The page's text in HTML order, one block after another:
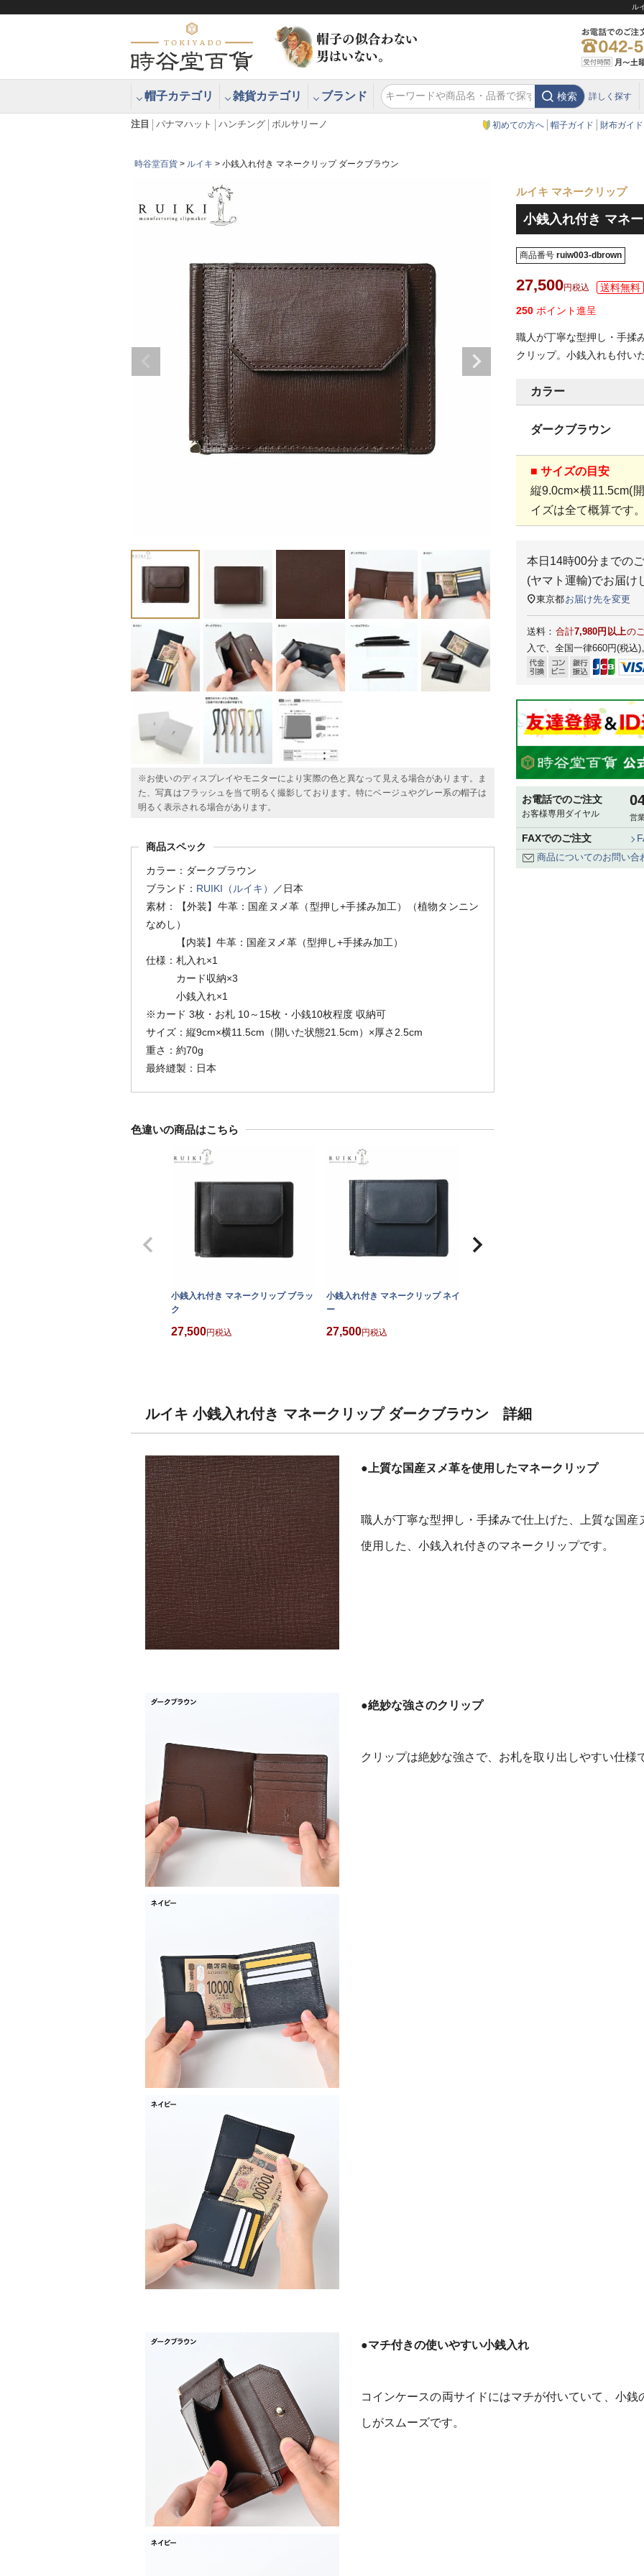
ル
帽子カテゴリ 雑貨カテゴリ ブランド 検索 詳しく探す
注目 パナマハット ハンチング ボルサリーノ 初めての方へ 帽子ガイド 財布ガイド
時谷堂百貨 ルイキ 小銭入れ付き マネークリップ ダークブラウン
※お使いのディスプレイやモニターにより実際の色と異なって見える場合があります。ま
た、写真はフラッシュを当て明るく撮影しております。特にベージュやグレー系の帽子は
明るく表示される場合があります。
商品スペック
カラー：ダークブラウン
ブランド： RUIKI（ルイキ）
／日本
素材：【外装】牛革：国産ヌメ革（型押し+手揉み加工）（植物タンニン
なめし）
【内装】牛革：国産ヌメ革（型押し+手揉み加工）
仕様：札入れ×1
カード収納×3
小銭入れ×1
※カード 3枚・お札 10～15枚・小銭10枚程度 収納可
サイズ：縦9cm×横11.5cm（開いた状態21.5cm）×厚さ2.5cm
重さ：約70g
最終縫製：日本
色違いの商品はこちら
小銭入れ付き マネークリップ ブラッ
ク
27,500 税込
小銭入れ付き マネークリップ ネイビ
ー
27,500 税込
ルイキ マネークリップ
小銭入れ付き マネ
商品番号 ruiw003-dbrown
27,500 税込
250 ポイント進呈
職人が丁寧な型押し・手揉
クリップ。小銭入れも付い
カラー
ダークブラウン
■ サイズの目安
縦9.0cm×横11.5cm(
イズは全て概算です
本日 14時00分 までの
(ヤマト運輸)でお届け
東京都お届け先を変更
送料： 合計7,980円以上の
入で、全国一律660円(税込)
お電話でのご注文
お客様専用ダイヤル 営
FAXでのご注文
商品についてのお問い合
ルイキ 小銭入れ付き マネークリップ ダークブラウン 詳細
●上質な国産ヌメ革を使用したマネークリップ
職人が丁寧な型押し・手揉みで仕上げた、上質な国産
使用した、小銭入れ付きのマネークリップです。
●絶妙な強さのクリップ
クリップは絶妙な強さで、お札を取り出しやすい仕様
●マチ付きの使いやすい小銭入れ
コインケースの両サイドにはマチが付いていて、小銭
しがスムーズです。